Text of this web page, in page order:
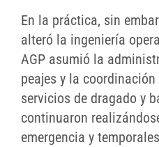
En la práctica, sin
alteró la ingeniería
AGP asumió la
peajes y la
servicios de dragado y
continuaron
emergencia y